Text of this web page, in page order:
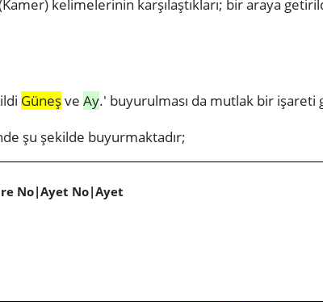
kelimelerinin karşılaştıkları; bir araya
Güneşve Ay.' buyurulması da mutlak bir
şu şekilde buyurmaktadır;
No|Ayet No|Ayet